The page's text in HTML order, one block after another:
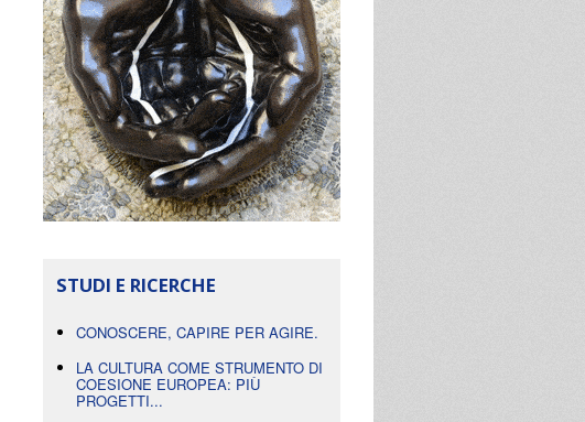
STUDI E RICERCHE
CONOSCERE, CAPIRE PER AGIRE.
LA CULTURA COME STRUMENTO DI
COESIONE EUROPEA: PIÙ
PROGETTI...